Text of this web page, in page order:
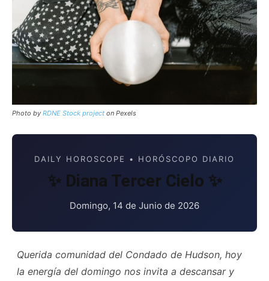
Photo by RDNE Stock project on Pexels
DAILY HOROSCOPE • HORÓSCOPO DIARIO
✨ Diana Tercer Cielo ✨
Domingo, 14 de Junio de 2026
Querida comunidad del Condado de Hudson, hoy
la energía del domingo nos invita a descansar y